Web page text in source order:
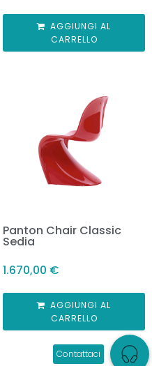
AGGIUNGI AL
CARRELLO
Panton Chair Classic
Sedia
1.670,00 €
AGGIUNGI AL
CARRELLO